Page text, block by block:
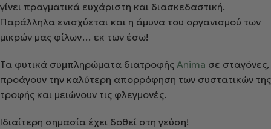
γίνει πραγματικά ευχάριστη και διασκεδαστική.
Παράλληλα ενισχύεται και η άμυνα του οργανισμού των
μικρών μας φίλων… εκ των έσω!
Τα φυτικά συμπληρώματα διατροφής Anima σε σταγόνες,
προάγουν την καλύτερη απορρόφηση των συστατικών της
τροφής και μειώνουν τις φλεγμονές.
Ιδιαίτερη σημασία έχει δοθεί στη γεύση!